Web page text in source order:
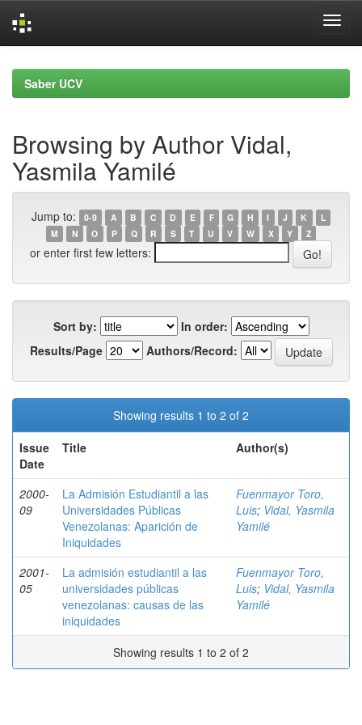
navigationSaber UCV
Browsing by Author Vidal,
Yasmila Yamilé
Jump to: 0-9 A B C D E F G H I J K
L
M
N O P Q R S T U V W X Y Z
or enter first few letters:
Sort by:
In order:
Results/Page
Authors/Record:
Showing results 1 to 2 of 2
Issue
Date
Title Author(s)
2000-
09
La Admisión Estudiantil a las
Universidades Públicas
Venezolanas: Aparición de
Iniquidades
Fuenmayor Toro,
Luis; Vidal, Yasmila
Yamilé
2001-
05
La admisión estudiantil a las
universidades públicas
venezolanas: causas de las
iniquidades
Fuenmayor Toro,
Luis; Vidal, Yasmila
Yamilé
Showing results 1 to 2 of 2